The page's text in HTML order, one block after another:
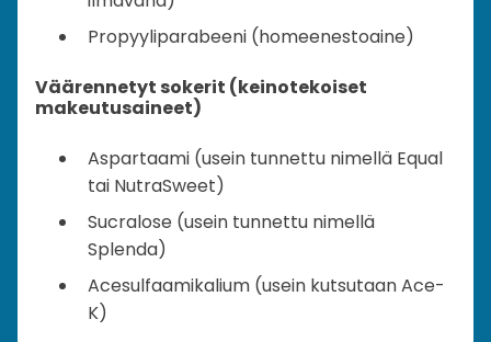
Propyyliparabeeni (homeenestoaine)
Väärennetyt sokerit (keinotekoiset
makeutusaineet)
Aspartaami (usein tunnettu nimellä Equal
tai NutraSweet)
Sucralose (usein tunnettu nimellä
Splenda)
Acesulfaamikalium (usein kutsutaan Ace-
K)